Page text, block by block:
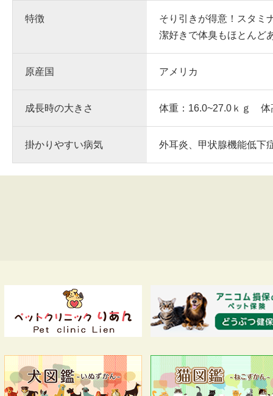
特徴
そり引きが得意！スタミ
潔好きで体臭もほとんど
原産国 アメリカ
成長時の大きさ 体重：16.0~27.0ｋｇ 体
掛かりやすい病気 外耳炎、甲状腺機能低下